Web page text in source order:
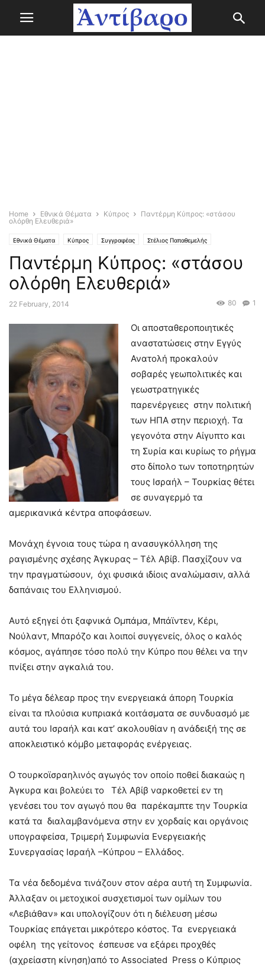
Home Εθνικά Θέματα Κύπρος
Παντέρμη Κύπρος: «στάσου
ολόρθη Ελευθεριά»
Εθνικά Θέματα Κύπρος Συγγραφέας Στέλιος Παπαθεμελής
Παντέρμη Κύπρος: «στάσου
ολόρθη Ελευθεριά»
22 February, 2014 1
80
Οι αποσταθεροποιητικές
αναστατώσεις στην Εγγύς
Ανατολή προκαλούν
σοβαρές γεωπολιτικές και
γεωστρατηγικές
παρενέργειες στην πολιτική
των ΗΠΑ στην περιοχή. Τα
γεγονότα στην Αίγυπτο και
τη Συρία και κυρίως το ρήγμα
στο δίπολο των τοποτηρητών
τους Ισραήλ – Τουρκίας θέτει
σε συναγερμό τα
αμερικανικά κέντρα αποφάσεων.
Μονάχη έγνοια τους τώρα η ανασυγκόλληση της
ραγισμένης σχέσης Άγκυρας – Τέλ Αβίβ. Πασχίζουν να
την πραγματώσουν, όχι φυσικά ιδίοις αναλώμασιν, αλλά
δαπάναις του Ελληνισμού.
Αυτό εξηγεί ότι ξαφνικά Ομπάμα, Μπάϊντεν, Κέρι,
Νούλαντ, Μπαρόζο και λοιποί συγγενείς, όλος ο καλός
κόσμος, αγάπησε τόσο πολύ την Κύπρο που θέλει να την
πνίξει στην αγκαλιά του.
Το μέγα δέλεαρ προς την ενεργειακά άπορη Τουρκία
είναι τα πλούσια κυπριακά κοιτάσματα σε συνδυασμό με
αυτά του Ισραήλ και κατ’ ακολουθίαν η ανάδειξή της σε
αποκλειστικό κόμβο μεταφοράς ενέργειας.
Ο τουρκοϊσραηλινός αγωγός τον οποίο ποθεί διακαώς η
Άγκυρα και βολεύει το Τέλ Αβίβ ναρκοθετεί εν τη
γενέσει του τον αγωγό που θα παρέκαμπτε την Τουρκία
κατά τα διαλαμβανόμενα στην εν χορδαίς και οργάνοις
υπογραφείσα, Τριμερή Συμφωνία Ενεργειακής
Συνεργασίας Ισραήλ –Κύπρου – Ελλάδος.
Τα νέα δεδομένα τινάζουν στον αέρα αυτή τη Συμφωνία.
Άλλαξαν οι μετοχικοί συσχετισμοί των ομίλων του
«Λεβιάθαν» και υπολογίζουν ότι η διέλευση μέσω
Τουρκίας επάγεται μικρότερο κόστος. Τα ενεργειακά
οφέλη της γείτονος έσπευσε να εξάρει προχθές
(αχρείαστη κίνηση)από το Associated Press ο Κύπριος